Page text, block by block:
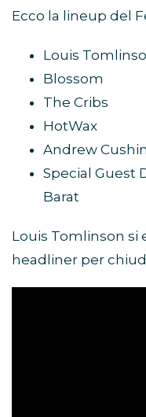
Ecco la lineup del
Louis
Blossom
The Cribs
HotWax
Andrew Cushin
Special Guest
Barat
Louis Tomlinson si
headliner per